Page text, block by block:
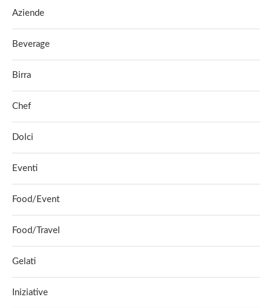
Aziende
Beverage
Birra
Chef
Dolci
Eventi
Food/Event
Food/Travel
Gelati
Iniziative